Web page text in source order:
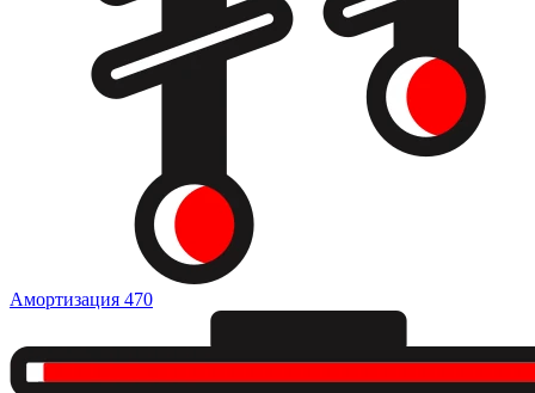
Амортизация 470